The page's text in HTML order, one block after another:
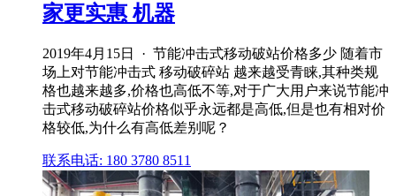
家更实惠 机器
2019年4月15日 · 节能冲击式移动破站价格多少 随着市
场上对节能冲击式 移动破碎站 越来越受青睐,其种类规
格也越来越多,价格也高低不等,对于广大用户来说节能冲
击式移动破碎站价格似乎永远都是高低,但是也有相对价
格较低,为什么有高低差别呢？
联系电话: 180 3780 8511